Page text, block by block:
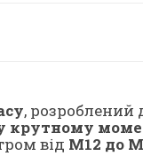
, розроблений
крутному
від М12 до